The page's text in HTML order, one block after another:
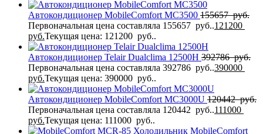
Автокондиционер MobileComfort MC3500 155657руб.
Первоначальная цена составляла 155657 руб..121200
руб.Текущая цена: 121200 руб..
Автокондиционер Telair Dualclima 12500H 392786руб.
Первоначальная цена составляла 392786 руб..390000
руб.Текущая цена: 390000 руб..
Автокондиционер MobileComfort MC3000U 120442руб.
Первоначальная цена составляла 120442 руб..111000
руб.Текущая цена: 111000 руб..
Холодильник MobileComfort